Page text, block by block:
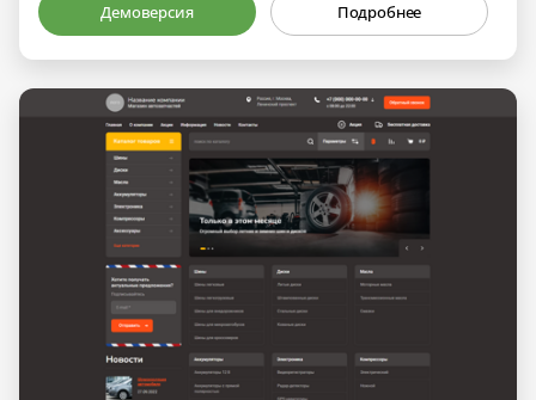
Демоверсия Подробнее